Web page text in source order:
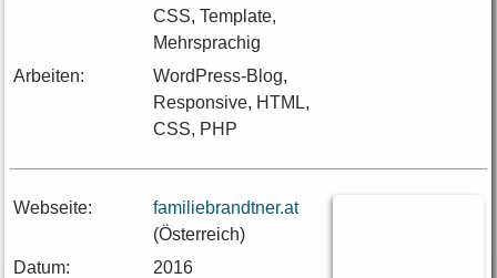
CSS, Template,
Mehrsprachig
Arbeiten:
WordPress-Blog,
Responsive, HTML,
CSS, PHP
Webseite:
familiebrandtner.at
(Österreich)
Datum:
2016